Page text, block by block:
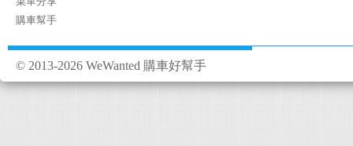
購車幫手
© 2013-2026 WeWanted 購車好幫手